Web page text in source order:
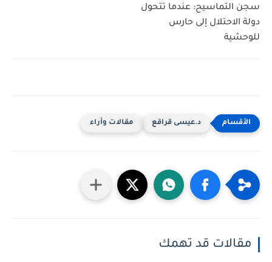
سجن التماسيح: عندما تتحول
دولة الاحتلال إلى حارس
للوحشية
د.عيسى قراقع مقالات وأراء
مقالات قد تهمك